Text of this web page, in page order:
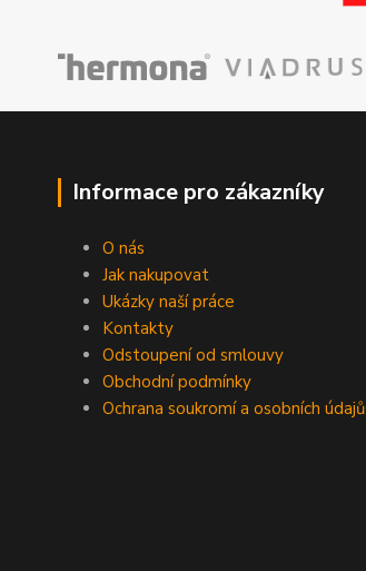
Informace pro zákazníky
O nás
Jak nakupovat
Ukázky naší práce
Kontakty
Odstoupení od smlouvy
Obchodní podmínky
Ochrana soukromí a osobních údajů